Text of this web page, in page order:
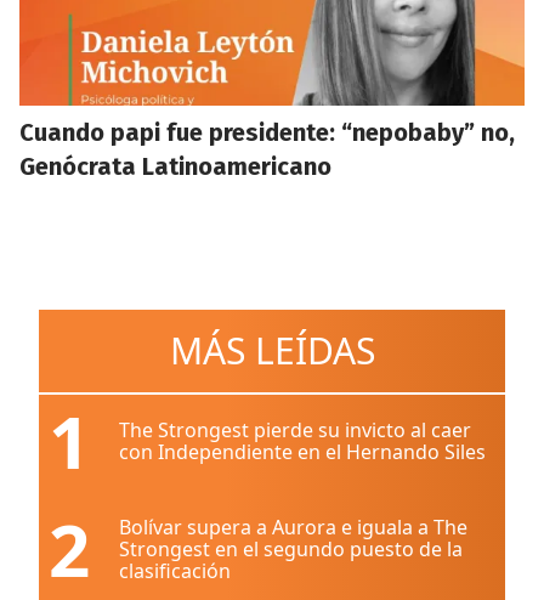
Cuando papi fue presidente: “nepobaby” no,
Genócrata Latinoamericano
MÁS LEÍDAS
1
The Strongest pierde su invicto al caer
con Independiente en el Hernando Siles
2
Bolívar supera a Aurora e iguala a The
Strongest en el segundo puesto de la
clasificación